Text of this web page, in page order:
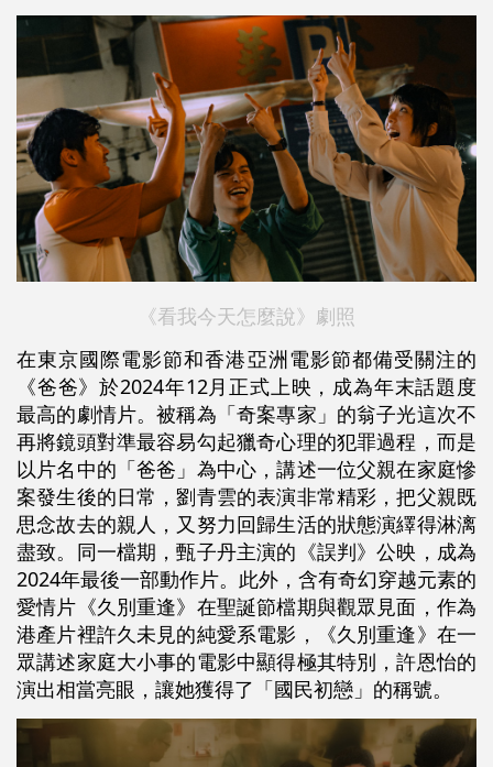
《看我今天怎麼說》劇照
在東京國際電影節和香港亞洲電影節都備受關注的
《爸爸》於2024年12月正式上映，成為年末話題度
最高的劇情片。被稱為「奇案專家」的翁子光這次不
再將鏡頭對準最容易勾起獵奇心理的犯罪過程，而是
以片名中的「爸爸」為中心，講述一位父親在家庭慘
案發生後的日常，劉青雲的表演非常精彩，把父親既
思念故去的親人，又努力回歸生活的狀態演繹得淋漓
盡致。同一檔期，甄子丹主演的《誤判》公映，成為
2024年最後一部動作片。此外，含有奇幻穿越元素的
愛情片《久別重逢》在聖誕節檔期與觀眾見面，作為
港產片裡許久未見的純愛系電影，《久別重逢》在一
眾講述家庭大小事的電影中顯得極其特別，許恩怡的
演出相當亮眼，讓她獲得了「國民初戀」的稱號。